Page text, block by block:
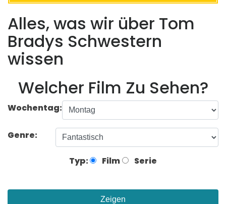
Alles, was wir über Tom
Bradys Schwestern
wissen
Welcher Film Zu Sehen?
Wochentag:
Genre:
Typ: Film Serie
Zeigen